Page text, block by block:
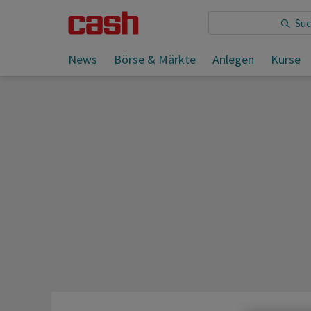
News Börse & Märkte Anlegen Kurse
Sie lesen: